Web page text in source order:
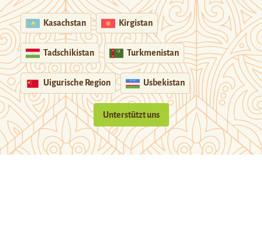
Kasachstan Kirgistan
Tadschikistan Turkmenistan
Uigurische Region Usbekistan
Unterstützt uns